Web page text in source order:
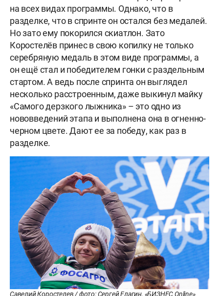
на всех видах программы. Однако, что в
разделке, что в спринте он остался без медалей.
Но зато ему покорился скиатлон. Зато
Коростелёв принес в свою копилку не только
серебряную медаль в этом виде программы, а
он ещё стал и победителем гонки с раздельным
стартом. А ведь после спринта он выглядел
несколько расстроенным, даже выкинул майку
«Самого дерзкого лыжника» – это одно из
нововведений этапа и выполнена она в огненно-
черном цвете. Дают ее за победу, как раз в
разделке.
Савелий Коростелев / фото: Сергей Елагин, «БИЗНЕС Online»